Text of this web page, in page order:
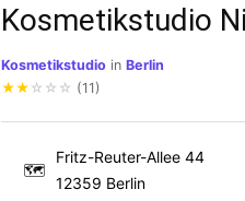
Kosmetikstudio
Kosmetikstudio in Berlin
★★ ☆ ☆ ☆ (11)
🗺
Fritz-Reuter-Allee 44
12359 Berlin